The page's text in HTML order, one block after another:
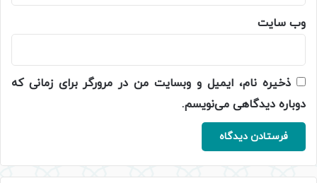
وب‌ سایت
ذخیره نام، ایمیل و وبسایت من در مرورگر برای زمانی که
دوباره دیدگاهی می‌نویسم.